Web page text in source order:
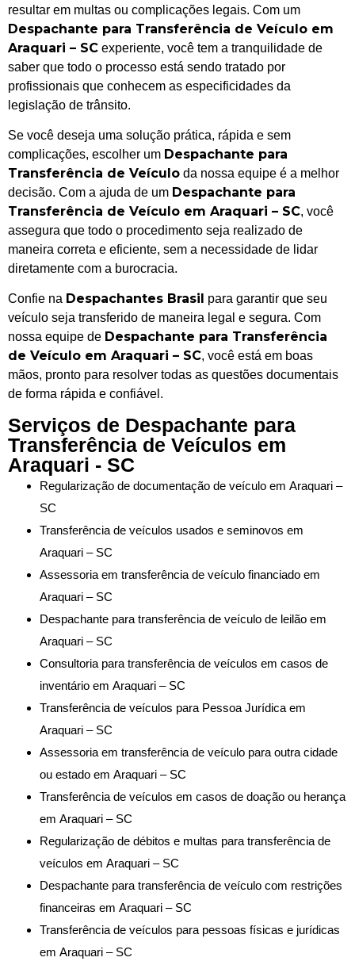
resultar em multas ou complicações legais. Com um
Despachante para Transferência de Veículo em
Araquari – SC experiente, você tem a tranquilidade de
saber que todo o processo está sendo tratado por
profissionais que conhecem as especificidades da
legislação de trânsito.
Se você deseja uma solução prática, rápida e sem
complicações, escolher um Despachante para
Transferência de Veículo da nossa equipe é a melhor
decisão. Com a ajuda de um Despachante para
Transferência de Veículo em Araquari – SC, você
assegura que todo o procedimento seja realizado de
maneira correta e eficiente, sem a necessidade de lidar
diretamente com a burocracia.
Confie na Despachantes Brasil
para garantir que seu
veículo seja transferido de maneira legal e segura. Com
nossa equipe de Despachante para Transferência
de Veículo em Araquari – SC, você está em boas
mãos, pronto para resolver todas as questões documentais
de forma rápida e confiável.
Serviços de Despachante para
Transferência de Veículos em
Araquari - SC
Regularização de documentação de veículo em Araquari –
SC
Transferência de veículos usados e seminovos em
Araquari – SC
Assessoria em transferência de veículo financiado em
Araquari – SC
Despachante para transferência de veículo de leilão em
Araquari – SC
Consultoria para transferência de veículos em casos de
inventário em Araquari – SC
Transferência de veículos para Pessoa Jurídica em
Araquari – SC
Assessoria em transferência de veículo para outra cidade
ou estado em Araquari – SC
Transferência de veículos em casos de doação ou herança
em Araquari – SC
Regularização de débitos e multas para transferência de
veículos em Araquari – SC
Despachante para transferência de veículo com restrições
financeiras em Araquari – SC
Transferência de veículos para pessoas físicas e jurídicas
em Araquari – SC